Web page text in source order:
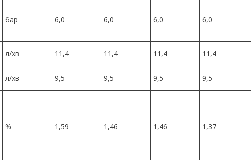
бар 6,0 6,0 6,0 6,0
л/хв 11,4 11,4 11,4 11,4
л/хв 9,5 9,5 9,5 9,5
% 1,59 1,46 1,46 1,37